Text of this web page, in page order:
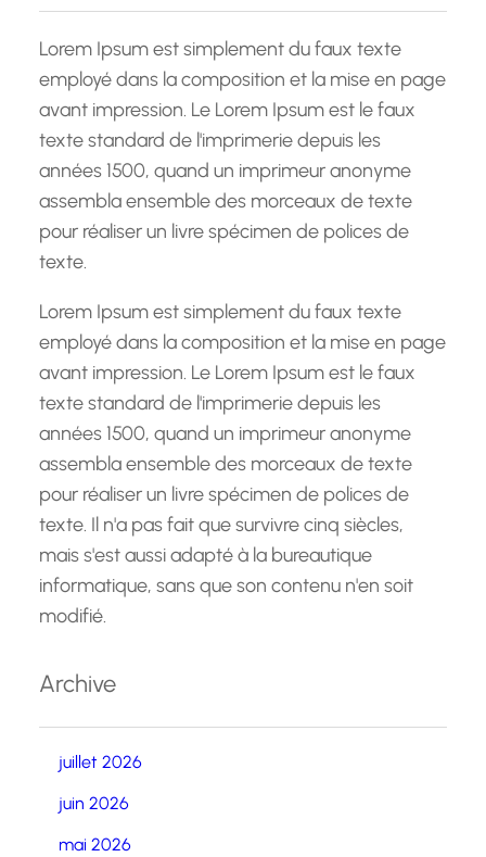
c
hLorem Ipsum est simplement du faux texte
employé dans la composition et la mise en page
avant impression. Le Lorem Ipsum est le faux
texte standard de l'imprimerie depuis les
années 1500, quand un imprimeur anonyme
assembla ensemble des morceaux de texte
pour réaliser un livre spécimen de polices de
texte.
Lorem Ipsum est simplement du faux texte
employé dans la composition et la mise en page
avant impression. Le Lorem Ipsum est le faux
texte standard de l'imprimerie depuis les
années 1500, quand un imprimeur anonyme
assembla ensemble des morceaux de texte
pour réaliser un livre spécimen de polices de
texte. Il n'a pas fait que survivre cinq siècles,
mais s'est aussi adapté à la bureautique
informatique, sans que son contenu n'en soit
modifié.
Archive
juillet 2026
juin 2026
mai 2026